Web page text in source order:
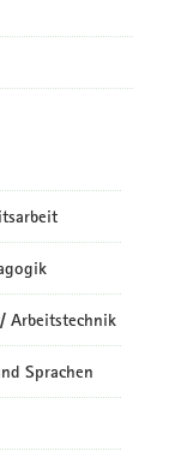
Arbeitstechnik
Sprachen